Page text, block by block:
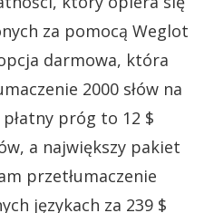
za pomocą Weglot
darmowa, która
2000 słów na
próg to 12 $
a największy pakiet
przetłumaczenie
językach za 239 $